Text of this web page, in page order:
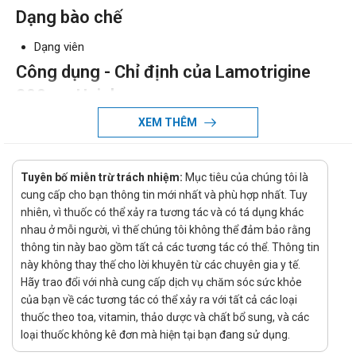
Dạng bào chế
Dạng viên
Công dụng - Chỉ định của Lamotrigine
200mg Unichem
màng tế bào thần kinh, giúp ngăn chặn các cơn co giật
trong động kinh và duy trì ổn định tâm trạng ở bệnh
nhân rối loạn lưỡng cực, đặc biệt là phòng ngừa tái
phát các cơn trầm cảm.
Chỉ định:
Điều trị bệnh động kinh
Liệu pháp bổ sung cho bệnh nhân từ 2 tuổi trở lên:
Co giật cục bộ
Co cứng – co giật toàn thể nguyên phát (PGTC)
Co giật toàn thể trong hội chứng Lennox-
XEM THÊM
Tuyên bố miễn trừ trách nhiệm: Mục tiêu của chúng tôi là
cung cấp cho bạn thông tin mới nhất và phù hợp nhất. Tuy
nhiên, vì thuốc có thể xảy ra tương tác và có tá dụng khác
nhau ở mỗi người, vì thế chúng tôi không thể đảm bảo rằng
thông tin này bao gồm tất cả các tương tác có thể. Thông tin
này không thay thế cho lời khuyên từ các chuyên gia y tế.
Hãy trao đổi với nhà cung cấp dịch vụ chăm sóc sức khỏe
của bạn về các tương tác có thể xảy ra với tất cả các loại
thuốc theo toa, vitamin, thảo dược và chất bổ sung, và các
loại thuốc không kê đơn mà hiện tại bạn đang sử dụng.